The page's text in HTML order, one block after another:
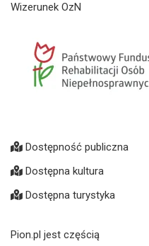
Wizerunek OzN
Dostępność publiczna
Dostępna kultura
Dostępna turystyka
Pion.pl jest częścią